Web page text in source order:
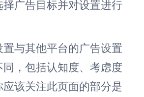
广告目标并对设置进行
与其他平台的广告设置
，包括认知度、考虑度
该关注此页面的部分是